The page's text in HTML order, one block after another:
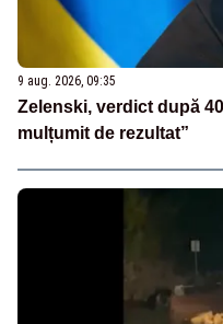
9 aug. 2026, 09:35
Zelenski, verdict după
mulțumit de rezultat”